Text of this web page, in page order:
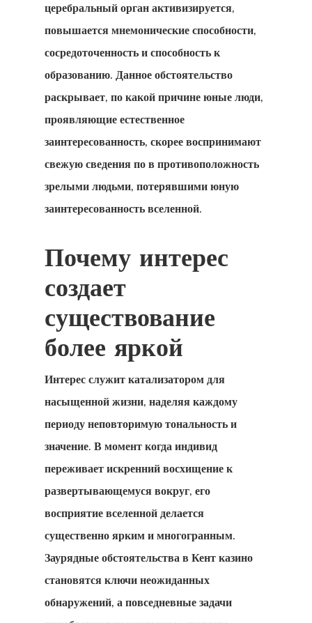
церебральный орган активизируется,
повышается мнемонические способности,
сосредоточенность и способность к
образованию. Данное обстоятельство
раскрывает, по какой причине юные люди,
проявляющие естественное
заинтересованность, скорее воспринимают
свежую сведения по в противоположность
зрелыми людьми, потерявшими юную
заинтересованность вселенной.
Почему интерес
создает
существование
более яркой
Интерес служит катализатором для
насыщенной жизни, наделяя каждому
периоду неповторимую тональность и
значение. В момент когда индивид
переживает искренний восхищение к
развертывающемуся вокруг, его
восприятие вселенной делается
существенно ярким и многогранным.
Заурядные обстоятельства в Кент казино
становятся ключи неожиданных
обнаружений, а повседневные задачи